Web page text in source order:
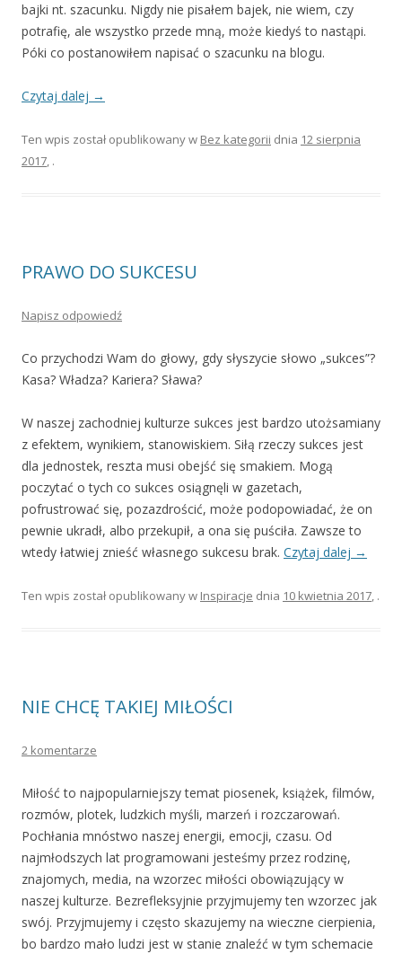
bajki nt. szacunku. Nigdy nie pisałem bajek, nie wiem, czy
potrafię, ale wszystko przede mną, może kiedyś to nastąpi.
Póki co postanowiłem napisać o szacunku na blogu.
Czytaj dalej →
Ten wpis został opublikowany w Bez kategorii dnia 12 sierpnia
2017, .
PRAWO DO SUKCESU
Napisz odpowiedź
Co przychodzi Wam do głowy, gdy słyszycie słowo „sukces”?
Kasa? Władza? Kariera? Sława?
W naszej zachodniej kulturze sukces jest bardzo utożsamiany
z efektem, wynikiem, stanowiskiem. Siłą rzeczy sukces jest
dla jednostek, reszta musi obejść się smakiem. Mogą
poczytać o tych co sukces osiągnęli w gazetach,
pofrustrować się, pozazdrościć, może podopowiadać, że on
pewnie ukradł, albo przekupił, a ona się puściła. Zawsze to
wtedy łatwiej znieść własnego sukcesu brak. Czytaj dalej →
Ten wpis został opublikowany w Inspiracje dnia 10 kwietnia 2017, .
NIE CHCĘ TAKIEJ MIŁOŚCI
2 komentarze
Miłość to najpopularniejszy temat piosenek, książek, filmów,
rozmów, plotek, ludzkich myśli, marzeń i rozczarowań.
Pochłania mnóstwo naszej energii, emocji, czasu. Od
najmłodszych lat programowani jesteśmy przez rodzinę,
znajomych, media, na wzorzec miłości obowiązujący w
naszej kulturze. Bezrefleksyjnie przyjmujemy ten wzorzec jak
swój. Przyjmujemy i często skazujemy na wieczne cierpienia,
bo bardzo mało ludzi jest w stanie znaleźć w tym schemacie